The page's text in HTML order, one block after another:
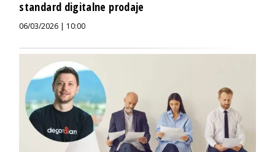
standard digitalne prodaje
06/03/2026 | 10:00